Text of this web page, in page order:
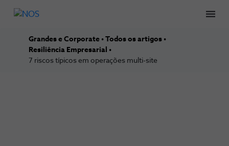
Grandes e Corporate
Todos os artigos
Resiliência Empresarial
7 riscos típicos em operações multi-site